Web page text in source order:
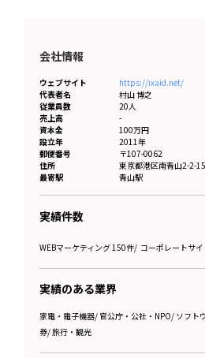
会社情報
ウェブサイト
https://ixaid.net/
代表者名
村山 博之
従業員数
20人
売上高
-
資本金
100万円
設立年
2011年
郵便番号
〒107-0062
住所
東京都港区南青山2-2-
最寄駅
青山駅
実績件数
WEBマーケティング 150件/ コーポレートサ
実績のある業界
家電・電子機器/官公庁・公社・NPO/ソフト
券/旅行・観光